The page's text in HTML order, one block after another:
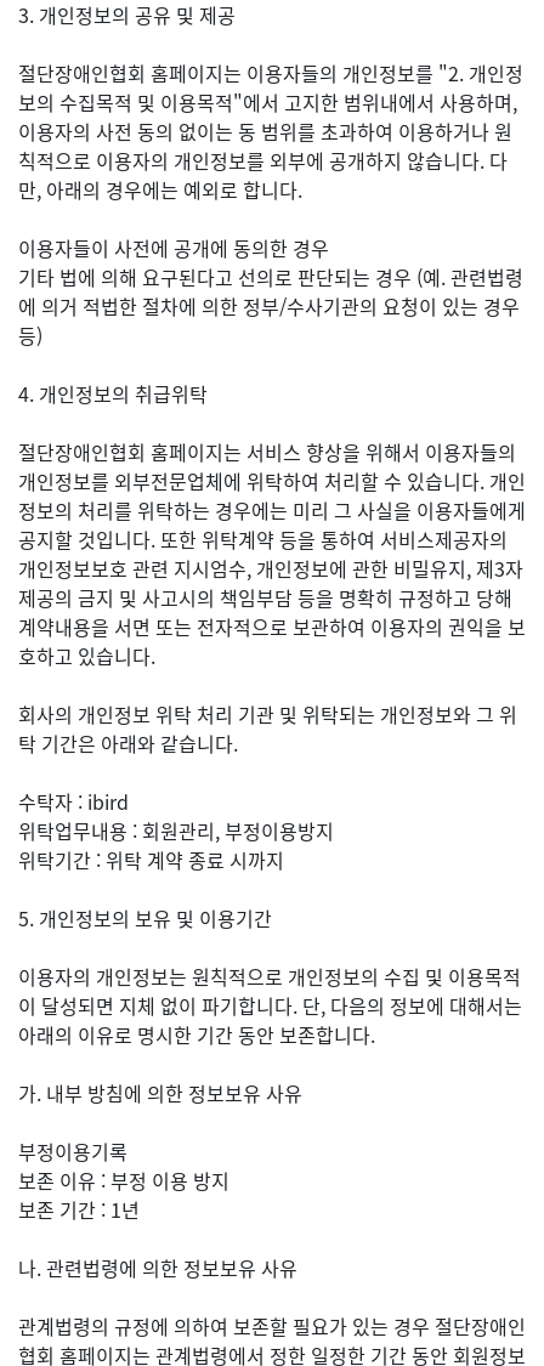
3. 개인정보의 공유 및 제공
절단장애인협회 홈페이지는 이용자들의 개인정보를 "2. 개인정
보의 수집목적 및 이용목적"에서 고지한 범위내에서 사용하며,
이용자의 사전 동의 없이는 동 범위를 초과하여 이용하거나 원
칙적으로 이용자의 개인정보를 외부에 공개하지 않습니다. 다
만, 아래의 경우에는 예외로 합니다.
이용자들이 사전에 공개에 동의한 경우
기타 법에 의해 요구된다고 선의로 판단되는 경우 (예. 관련법령
에 의거 적법한 절차에 의한 정부/수사기관의 요청이 있는 경우
등)
4. 개인정보의 취급위탁
절단장애인협회 홈페이지는 서비스 향상을 위해서 이용자들의
개인정보를 외부전문업체에 위탁하여 처리할 수 있습니다. 개인
정보의 처리를 위탁하는 경우에는 미리 그 사실을 이용자들에게
공지할 것입니다. 또한 위탁계약 등을 통하여 서비스제공자의
개인정보보호 관련 지시엄수, 개인정보에 관한 비밀유지, 제3자
제공의 금지 및 사고시의 책임부담 등을 명확히 규정하고 당해
계약내용을 서면 또는 전자적으로 보관하여 이용자의 권익을 보
호하고 있습니다.
회사의 개인정보 위탁 처리 기관 및 위탁되는 개인정보와 그 위
탁 기간은 아래와 같습니다.
수탁자 : ibird
위탁업무내용 : 회원관리, 부정이용방지
위탁기간 : 위탁 계약 종료 시까지
5. 개인정보의 보유 및 이용기간
이용자의 개인정보는 원칙적으로 개인정보의 수집 및 이용목적
이 달성되면 지체 없이 파기합니다. 단, 다음의 정보에 대해서는
아래의 이유로 명시한 기간 동안 보존합니다.
가. 내부 방침에 의한 정보보유 사유
부정이용기록
보존 이유 : 부정 이용 방지
보존 기간 : 1년
나. 관련법령에 의한 정보보유 사유
관계법령의 규정에 의하여 보존할 필요가 있는 경우 절단장애인
협회 홈페이지는 관계법령에서 정한 일정한 기간 동안 회원정보